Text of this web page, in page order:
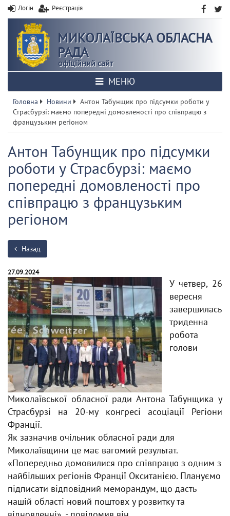
Логін Реєстрація
МИКОЛАЇВСЬКА ОБЛАСНА
РАДА
офіційний сайт
МЕНЮ
Головна Новини
Антон Табунщик про підсумки роботи у
Страсбурзі: маємо попередні домовленості про співпрацю з
французьким регіоном
Антон Табунщик про підсумки
роботи у Страсбурзі: маємо
попередні домовленості про
співпрацю з французьким
регіоном
Назад
27.09.2024
У четвер, 26
вересня
завершилась
триденна
робота
голови
Миколаївської обласної ради Антона Табунщика у
Страсбурзі на 20-му конгресі асоціації Регіони
Франції.
Як зазначив очільник обласної ради для
Миколаївщини це має вагомий результат.
«Попередньо домовилися про співпрацю з одним з
найбільших регіонів Франції Окситанією. Плануємо
підписати відповідний меморандум, що дасть
нашій області новий поштовх у розвитку та